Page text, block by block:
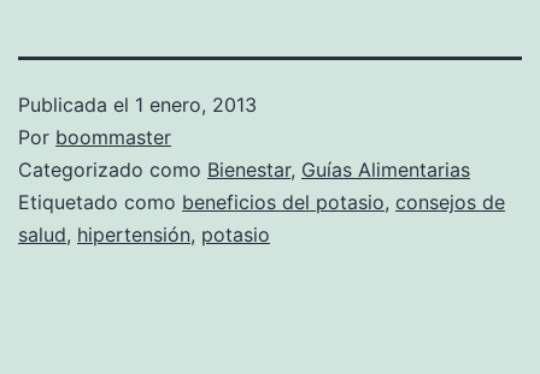
Publicada el 1 enero, 2013
Por boommaster
Categorizado como Bienestar, Guías Alimentarias
Etiquetado como beneficios del potasio, consejos de
salud, hipertensión, potasio